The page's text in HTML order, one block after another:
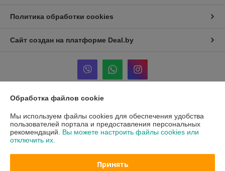
Политика обработки cookies
Сайт создан на платформе Deal.by
Юридическое лицо:ОБЩЕСТВО С ДОПОЛНИТЕЛЬНОЙ
ОТВЕТСТВЕННОСТЬЮ «АГРОСЕМСЕРВИС плюс»
220015, г. Минск, ул. Гурского 30, пом 28
Регистрационный номер ЕГР: 190692951
Обработка файлов cookie
Мы используем файлы cookies для обеспечения удобства
пользователей портала и предоставления персональных
рекомендаций. Вы можете настроить файлы cookies или
отключить их.
Принять